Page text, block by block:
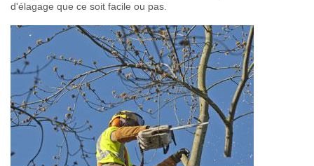
d'élagage que ce soit facile ou pas.